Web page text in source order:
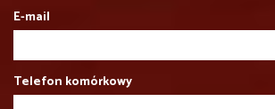
E-mail
Telefon komórkowy